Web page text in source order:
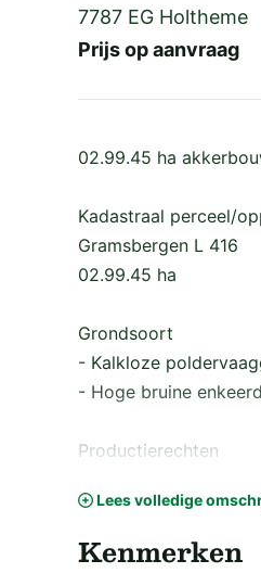
7787 EG Holtheme
Prijs op aanvraag
02.99.45 ha
Kadastraal perceel/
Gramsbergen L 416
02.99.45 ha
Grondsoort
- Kalkloze
- Hoge bruine
Productierechten
Waterschapslasten
De
Lees volledige
Kenmerken